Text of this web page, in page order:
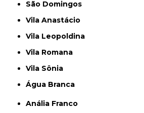
São Domingos
Vila Anastácio
Vila Leopoldina
Vila Romana
Vila Sônia
Água Branca
Anália Franco